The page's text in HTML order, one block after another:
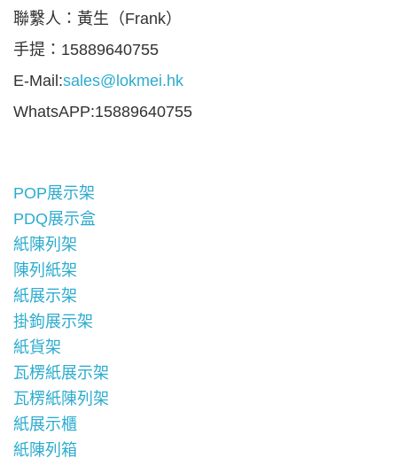
聯繫人：黃生（Frank）
手提：15889640755
E-Mail:sales@lokmei.hk
WhatsAPP:15889640755
POP展示架
PDQ展示盒
紙陳列架
陳列紙架
紙展示架
掛鉤展示架
紙貨架
瓦楞紙展示架
瓦楞紙陳列架
紙展示櫃
紙陳列箱